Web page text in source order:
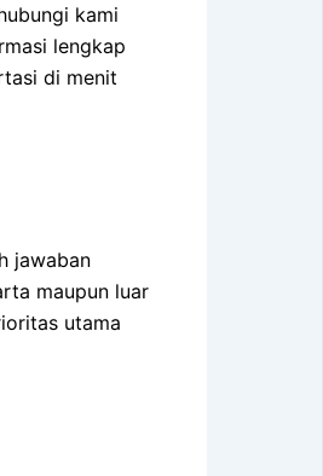
kami
lengkap
di menit
jawaban
maupun luar
utama